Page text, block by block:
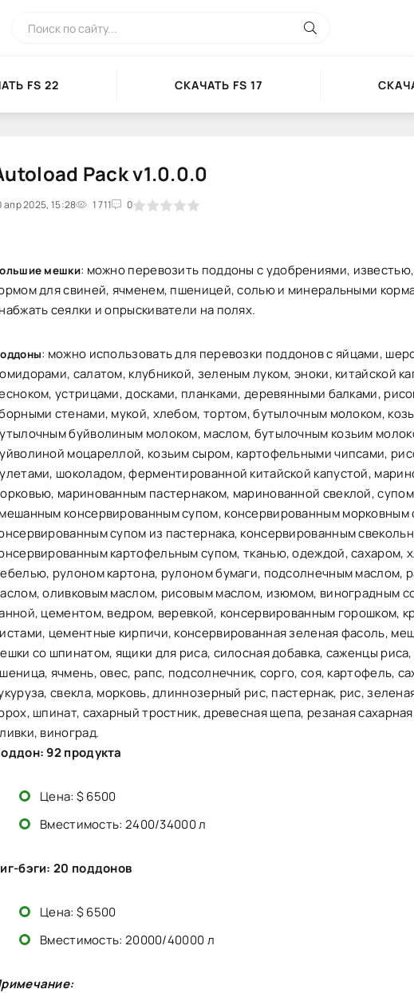
FS 22 СКАЧАТЬ FS 17
Pack v1.0.0.0
апр 2025, 15:28 1 711 0
1 2 3 4 5
мешки: можно перевозить поддоны с удобрениями,
для свиней, ячменем, пшеницей, солью и минеральными
сеялки и опрыскиватели на полях.
: можно использовать для перевозки поддонов с яйцами,
салатом, клубникой, зеленым луком, эноки, китайской
устрицами, досками, планками, деревянными балками,
стенами, мукой, хлебом, тортом, бутылочным молоком,
буйволиным молоком, маслом, бутылочным козьим
моцареллой, козьим сыром, картофельными чипсами,
шоколадом, ферментированной китайской капустой,
маринованным пастернаком, маринованной свеклой,
консервированным супом, консервированным морковным
супом из пастернака, консервированным
картофельным супом, тканью, одеждой, сахаром,
рулоном картона, рулоном бумаги, подсолнечным маслом,
оливковым маслом, рисовым маслом, изюмом, виноградным
цементом, ведром, веревкой, консервированным горошком,
цементные кирпичи, консервированная зеленая фасоль,
со шпинатом, ящики для риса, силосная добавка, саженцы
ячмень, овес, рапс, подсолнечник, сорго, соя, картофель,
свекла, морковь, длиннозерный рис, пастернак, рис,
шпинат, сахарный тростник, древесная щепа, резаная
виноград.
92 продукта
Цена: $ 6500
Вместимость: 2400/34000 л
бэги: 20 поддонов
Цена: $ 6500
Вместимость: 20000/40000 л